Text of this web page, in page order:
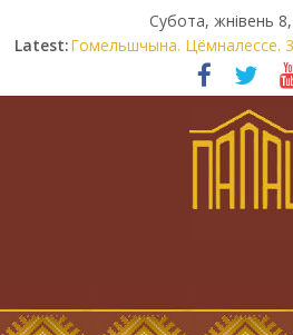
Субота, жнівень
Latest:Гомельшчына. Цёмналессе.
Нічога не дарэмна.
беларуская палітычная
Запрашаем у інтравертнасць